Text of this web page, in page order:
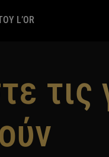
L’OR
τις